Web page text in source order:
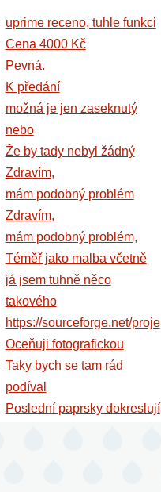
uprime receno, tuhle funkci
Cena 4000 Kč
Pevná.
K předání
možná je jen zaseknutý
nebo
Že by tady nebyl žádný
Zdravím,
mám podobný problém
Zdravím,
mám podobný problém,
Téměř jako malba včetně
já jsem tuhně něco
takového
https://sourceforge.net/proje
Oceňuji fotografickou
Taky bych se tam rád
podíval
Poslední paprsky dokreslují